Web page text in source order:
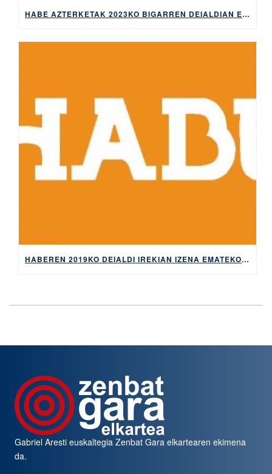
HABE AZTERKETAK 2023KO BIGARREN DEIALDIAN EGITEKO MATRIKULA-EPEA, ZABALIK IRAILAREN 7TIK 13RA
HABEREN 2019KO DEIALDI IREKIAN IZENA EMATEKO EPEA ZABALIK UZTAILAREN 9RA ARTE
Gabriel Aresti euskaltegiaZenbat Gara elkartearen ekimena
da.